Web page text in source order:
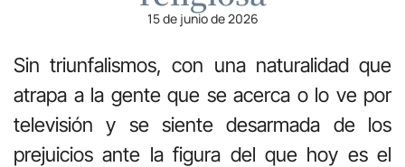
15 de junio de 2026
Sin triunfalismos, con una naturalidad que
atrapa a la gente que se acerca o lo ve por
televisión y se siente desarmada de los
prejuicios ante la figura del que hoy es el